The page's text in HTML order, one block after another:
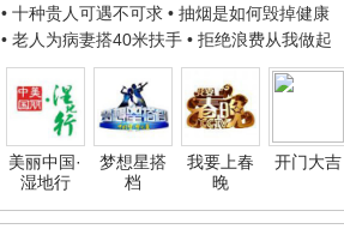
• 十种贵人可遇不可求 • 抽烟是如何毁掉健康
• 老人为病妻搭40米扶手 • 拒绝浪费从我做起
美丽中国·
湿地行
梦想星搭
档
我要上春
晚
开门大吉